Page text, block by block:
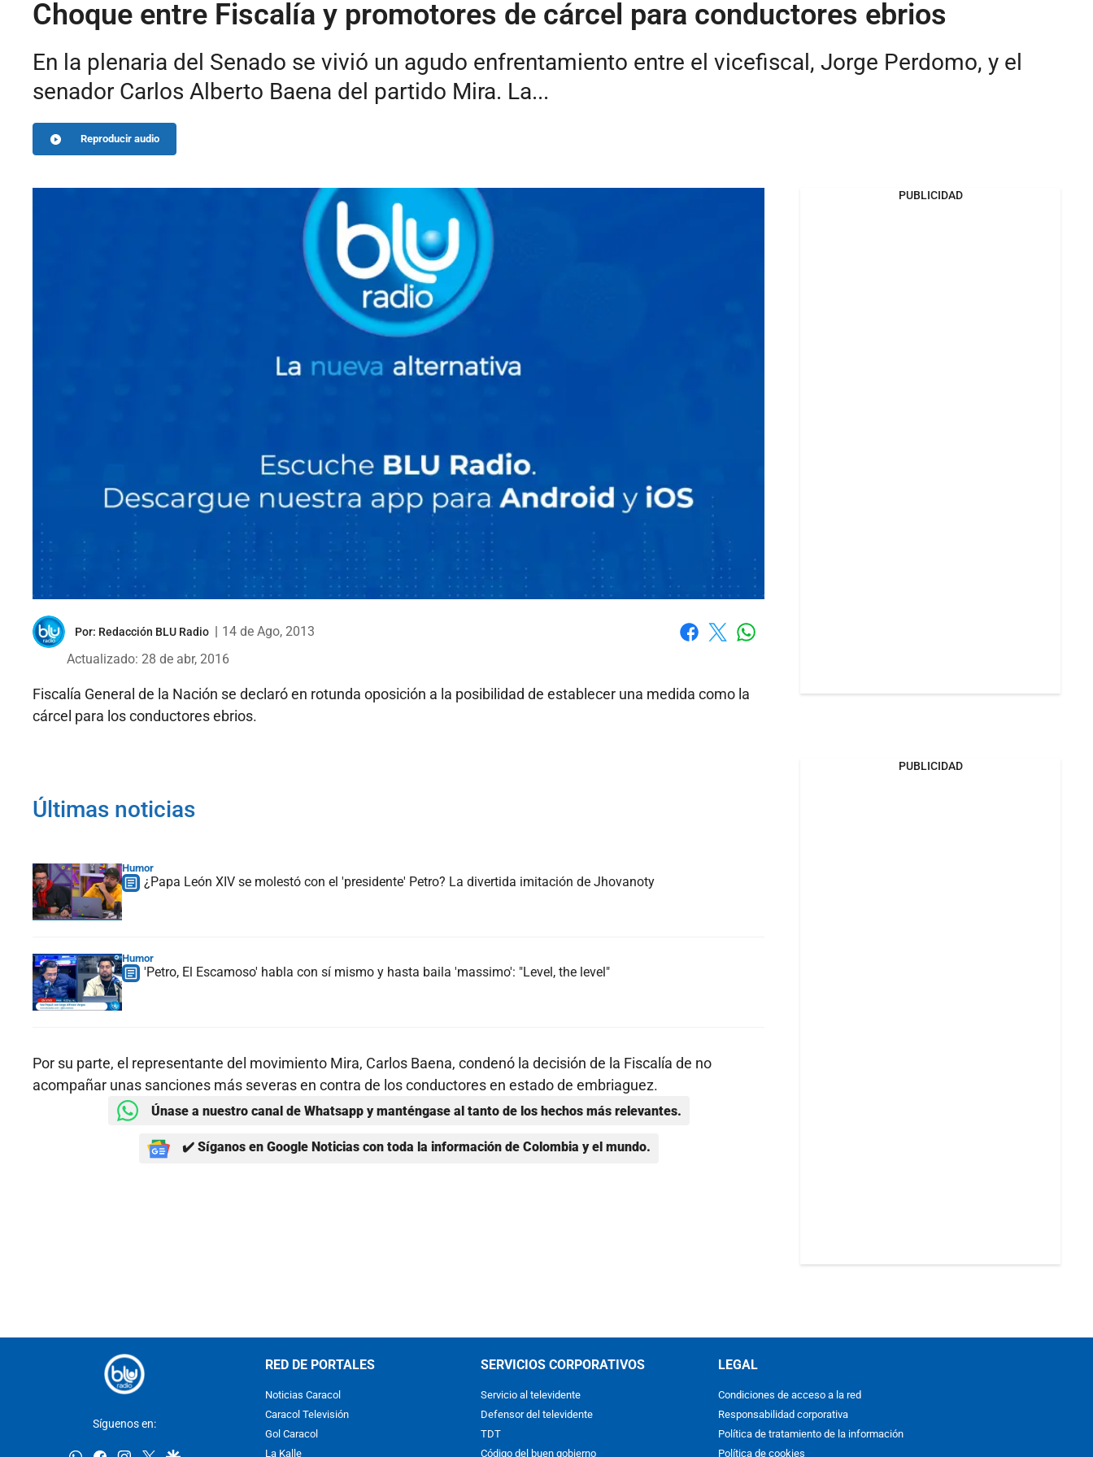
Choque entre Fiscalía y promotores de cárcel para conductores ebrios
En la plenaria del Senado se vivió un agudo enfrentamiento entre el vicefiscal, Jorge Perdomo, y el
senador Carlos Alberto Baena del partido Mira. La...
Reproducir audio
Por: Redacción BLU Radio
14 de Ago, 2013
Actualizado: 28 de abr, 2016
Fiscalía General de la Nación se declaró en rotunda oposición a la posibilidad de establecer una medida como la
cárcel para los conductores ebrios.
Últimas noticias
Humor
¿Papa León XIV se molestó con el 'presidente' Petro? La divertida imitación de Jhovanoty
Humor
'Petro, El Escamoso' habla con sí mismo y hasta baila 'massimo': "Level, the level"
Por su parte, el representante del movimiento Mira, Carlos Baena, condenó la decisión de la Fiscalía de no
acompañar unas sanciones más severas en contra de los conductores en estado de embriaguez.
Únase a nuestro canal de Whatsapp y manténgase al tanto de los hechos más relevantes.
✔️ Síganos en Google Noticias con toda la información de Colombia y el mundo.
PUBLICIDAD
PUBLICIDAD
Síguenos en:
RED DE PORTALES
Noticias Caracol
Caracol Televisión
Gol Caracol
La Kalle
SERVICIOS CORPORATIVOS
Servicio al televidente
Defensor del televidente
TDT
Código del buen gobierno
LEGAL
Condiciones de acceso a la red
Responsabilidad corporativa
Política de tratamiento de la información
Política de cookies